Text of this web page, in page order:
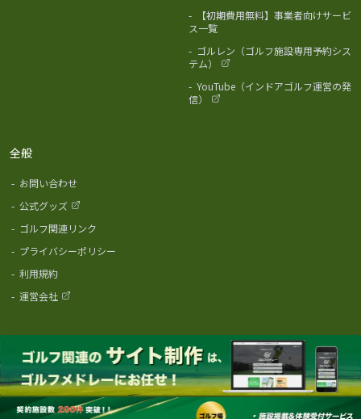
-
【初期費用無料】事業者向けサービ
ス一覧
- ゴルレン（ゴルフ施設専用予約シス
テム）
- YouTube（インドアゴルフ運営の発
信）
全般
- お問い合わせ
- 公式グッズ
- ゴルフ関連リンク
- プライバシーポリシー
- 利用規約
- 運営会社